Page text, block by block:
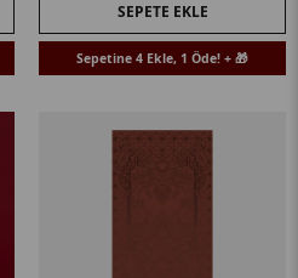
SEPETE EKLE
Sepetine 4 Ekle, 1 Öde! + 🎁